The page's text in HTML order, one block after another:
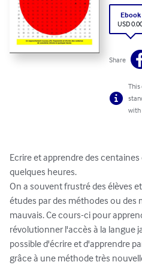
Ebook
USD
Share
with
Ecrire et apprendre des
quelques heures.
On a souvent frustré des élèves
études par des méthodes ou des
mauvais. Ce cours-ci pour
révolutionner l'accès à la langue
possible d'écrire et d'apprendre
grâce à une méthode très